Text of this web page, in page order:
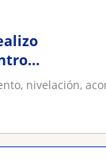
nivelación,